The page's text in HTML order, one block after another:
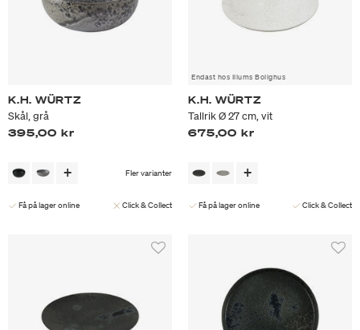
K.H. WÜRTZ
Skål, grå
395,00 kr
Fler varianter
Få på lager online Click & Collect
Endast hos Illums Bolighus
K.H. WÜRTZ
Tallrik Ø 27 cm, vit
675,00 kr
Få på lager online Click & Collect